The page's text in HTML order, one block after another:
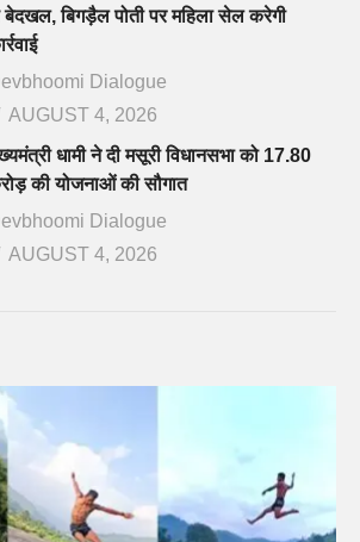
बिगड़ैल पोती पर महिला सेल करेगी
Dialogue
AUGUST 4, 2026
धामी ने दी मसूरी विधानसभा को 17.80
की योजनाओं की सौगात
Dialogue
AUGUST 4, 2026